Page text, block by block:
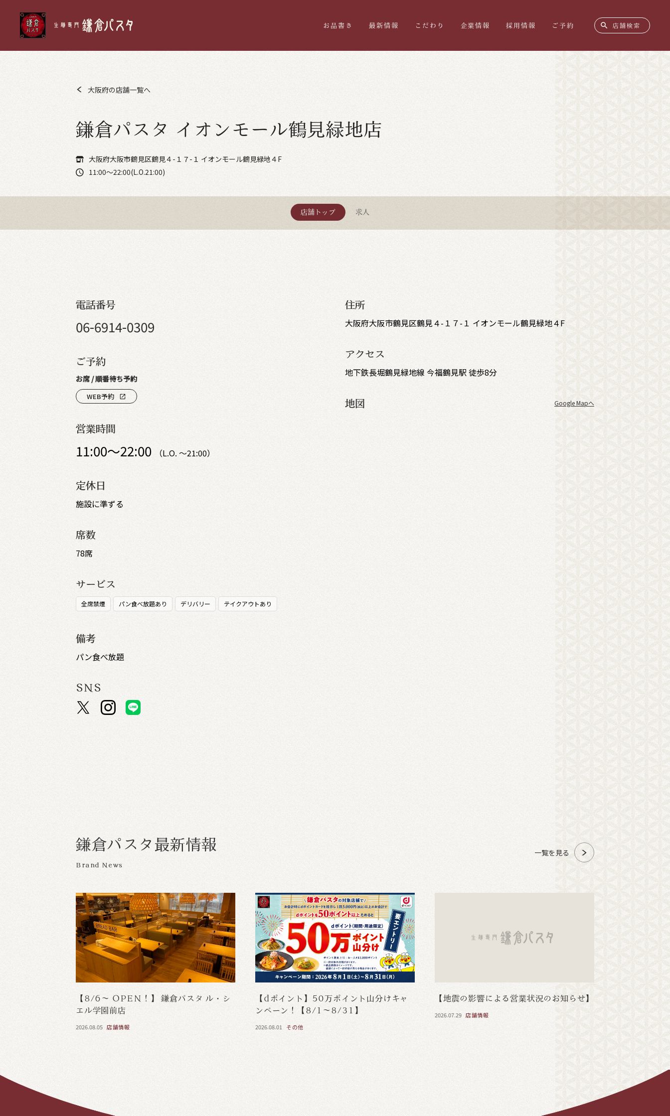
お品書き 最新情報 こだわり 企業情報 採用情報 ご予約 search 店舗検索
大阪府の店舗一覧へ
鎌倉パスタ イオンモール鶴見緑地店
大阪府大阪市鶴見区鶴見４-１７-１ イオンモール鶴見緑地４F
11:00～22:00(L.O.21:00)
店舗トップ 求人
電話番号
06-6914-0309
ご予約
お席 / 順番待ち予約
WEB予約 open_in_new
営業時間
11:00～22:00 （L.O. ～21:00）
定休日
施設に準ずる
席数
78席
サービス
全席禁煙 パン食べ放題あり デリバリー テイクアウトあり
備考
パン食べ放題
SNS
住所
大阪府大阪市鶴見区鶴見４-１７-１ イオンモール鶴見緑地４F
アクセス
地下鉄長堀鶴見緑地線 今福鶴見駅 徒歩8分
地図 Google Mapへ
鎌倉パ ス タ 最新情報
Brand News
一覧を見る
【8/6～ OPEN！】 鎌倉パスタ ル・シ
エル学園前店
2026.08.05 店舗情報
【dポイント】50万ポイント山分けキャ
ンペーン！【8/1～8/31】
2026.08.01 その他
【地震の影響による営業状況のお知らせ】
2026.07.29 店舗情報